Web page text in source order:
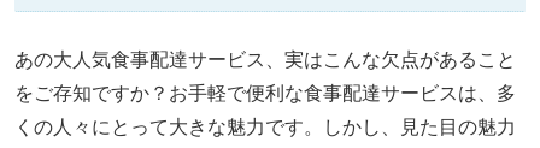
あの大人気食事配達サービス、実はこんな欠点があること
をご存知ですか？お手軽で便利な食事配達サービスは、多
くの人々にとって大きな魅力です。しかし、見た目の魅力